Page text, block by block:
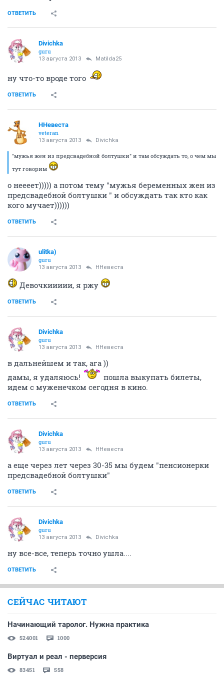
ОТВЕТИТЬ
Divichka
guru
13 августа 2013 Matilda25
ну что-то вроде того
ОТВЕТИТЬ
ННевеста
veteran
13 августа 2013 Divichka
"мужья жен из предсвадебной болтушки" и там обсуждать то, о чем мы
тут говорим
о неееет))))) а потом тему "мужья беременных жен из
предсвадебной болтушки " и обсуждать так кто как
кого мучает))))))
ОТВЕТИТЬ
ulitka)
guru
13 августа 2013 ННевеста
Девочкиииии, я ржу
ОТВЕТИТЬ
Divichka
guru
13 августа 2013 ННевеста
в дальнейшем и так, ага ))
дамы, я удаляюсь!
пошла выкупать билеты,
идем с муженечком сегодня в кино.
ОТВЕТИТЬ
Divichka
guru
13 августа 2013 ННевеста
а еще через лет через 30-35 мы будем "пенсионерки
предсвадебной болтушки"
ОТВЕТИТЬ
Divichka
guru
13 августа 2013 Divichka
ну все-все, теперь точно ушла....
ОТВЕТИТЬ
СЕЙЧАС ЧИТАЮТ
Начинающий таролог. Нужна практика
524001 1000
Виртуал и реал - перверсия
83451 558